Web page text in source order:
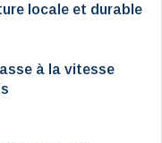
locale et durable
à la vitesse